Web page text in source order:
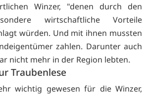
Winzer, "denen durch den
wirtschaftliche Vorteile
würden. Und mit ihnen mussten
zahlen. Darunter auch
nicht mehr in der Region lebten.
Traubenlese
wichtig gewesen für die Winzer,